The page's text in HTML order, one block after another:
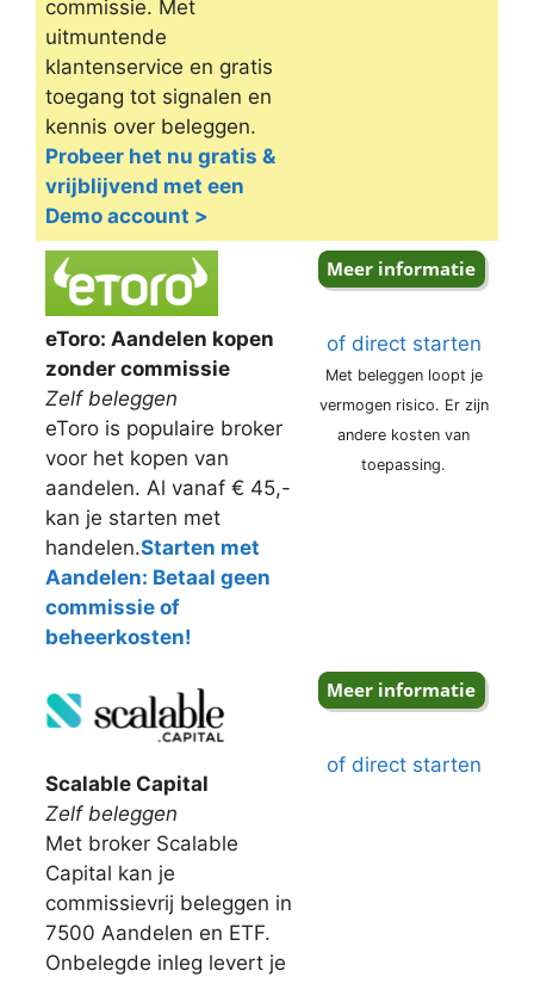
commissie. Met
uitmuntende
klantenservice en gratis
toegang tot signalen en
kennis over beleggen.
Probeer het nu gratis &
vrijblijvend met een
Demo account >
eToro: Aandelen kopen
zonder commissie
Zelf beleggen
eToro is populaire broker
voor het kopen van
aandelen. Al vanaf € 45,-
kan je starten met
handelen.Starten met
Aandelen: Betaal geen
commissie of
beheerkosten!
of direct starten
Met beleggen loopt je
vermogen risico. Er zijn
andere kosten van
toepassing.
Scalable Capital
Zelf beleggen
Met broker Scalable
Capital kan je
commissievrij beleggen in
7500 Aandelen en ETF.
Onbelegde inleg levert je
of direct starten